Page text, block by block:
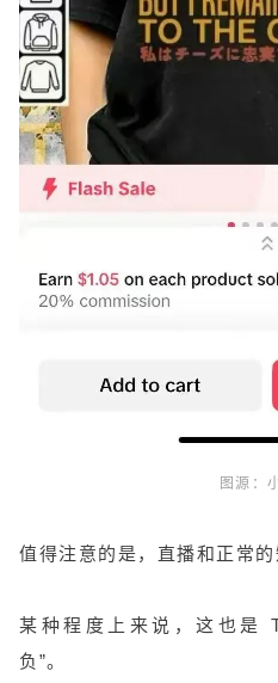
图源：
值得注意的是，直播和正常
某种程度上来说，这也是
负”。